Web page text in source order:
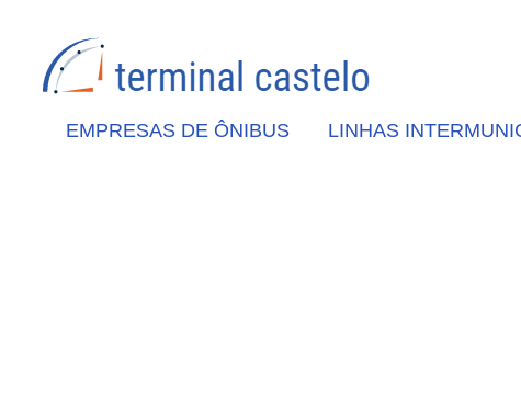
EMPRESAS DE ÔNIBUS LINHAS